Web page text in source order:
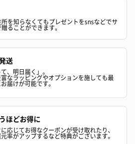
を知らなくてもプレゼントをsnsなどでサ
ることができます。
送
、明日届く」。
なラッピングやオプションを施しても最
届けが可能です。
ほどお得に
応じてお得なクーポンが受け取れたり、
率がアップするなど特典がございます。